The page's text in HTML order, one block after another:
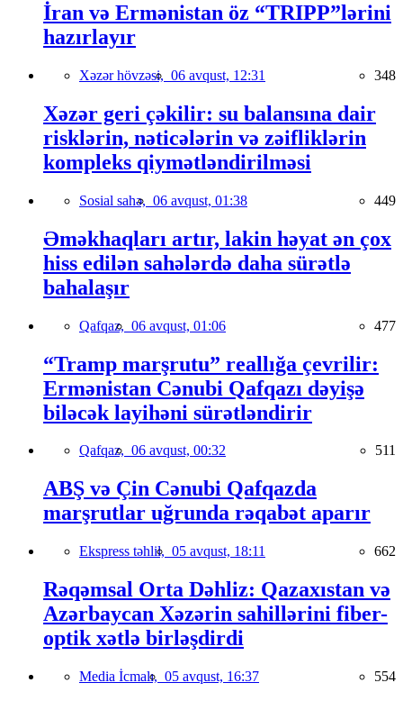
İran və Ermənistan öz “TRIPP”lərini
hazırlayır
Xəzər hövzəsi, 06 avqust, 12:31 348
Xəzər geri çəkilir: su balansına dair
risklərin, nəticələrin və zəifliklərin
kompleks qiymətləndirilməsi
Sosial sahə, 06 avqust, 01:38 449
Əməkhaqları artır, lakin həyat ən çox
hiss edilən sahələrdə daha sürətlə
bahalaşır
Qafqaz, 06 avqust, 01:06 477
“Tramp marşrutu” reallığa çevrilir:
Ermənistan Cənubi Qafqazı dəyişə
biləcək layihəni sürətləndirir
Qafqaz, 06 avqust, 00:32 511
ABŞ və Çin Cənubi Qafqazda
marşrutlar uğrunda rəqabət aparır
Ekspress təhlil, 05 avqust, 18:11 662
Rəqəmsal Orta Dəhliz: Qazaxıstan və
Azərbaycan Xəzərin sahillərini fiber-
optik xətlə birləşdirdi
Media İcmalı, 05 avqust, 16:37 554